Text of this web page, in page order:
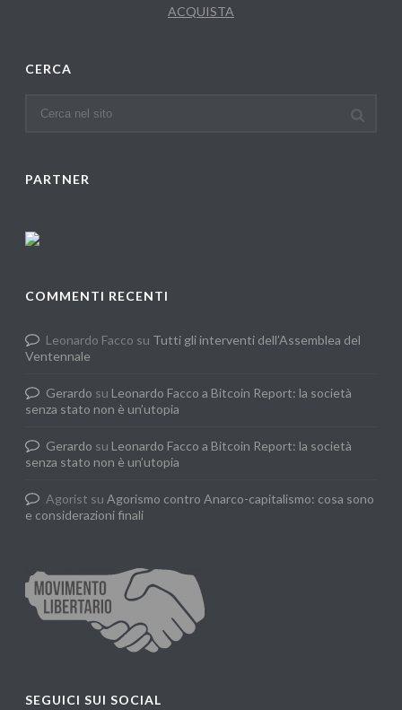
ACQUISTA
CERCA
PARTNER
COMMENTI RECENTI
Leonardo Facco su Tutti gli interventi dell’Assemblea del
Ventennale
Gerardo su Leonardo Facco a Bitcoin Report: la società
senza stato non è un’utopia
Gerardo su Leonardo Facco a Bitcoin Report: la società
senza stato non è un’utopia
Agorist suAgorismo contro Anarco-capitalismo: cosa sono
e considerazioni finali
SEGUICI SUI SOCIAL